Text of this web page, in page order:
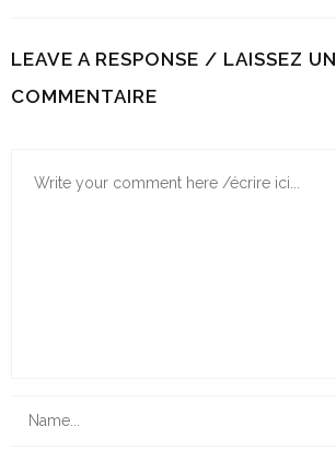
LEAVE A RESPONSE / LAISSEZ UN
COMMENTAIRE